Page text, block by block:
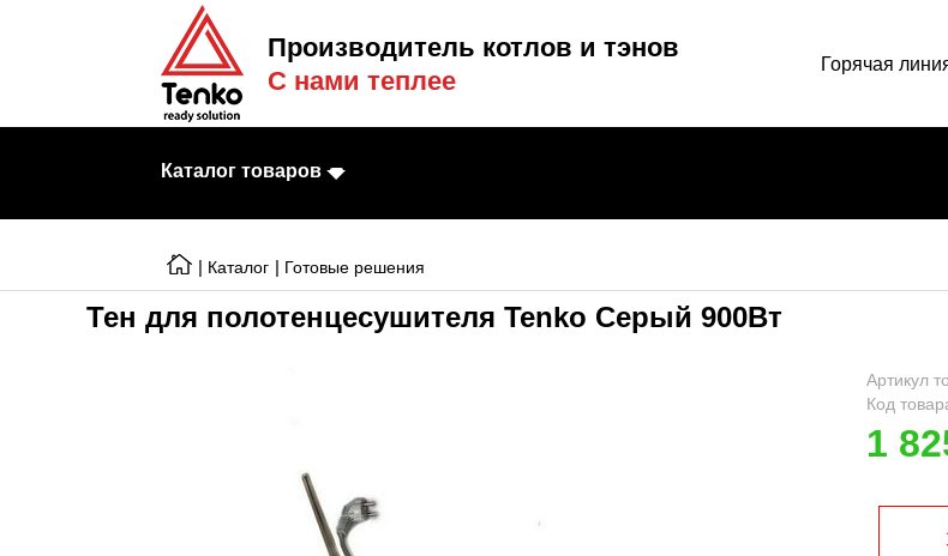
Производитель котлов и тэнов
С нами теплее
Горячая
Каталог товаров
Электрические котлы
Готовые решения
| Каталог | Готовые решения
Тен для полотенцесушителя Tenko Серый 900Вт
Артикул
Код
1